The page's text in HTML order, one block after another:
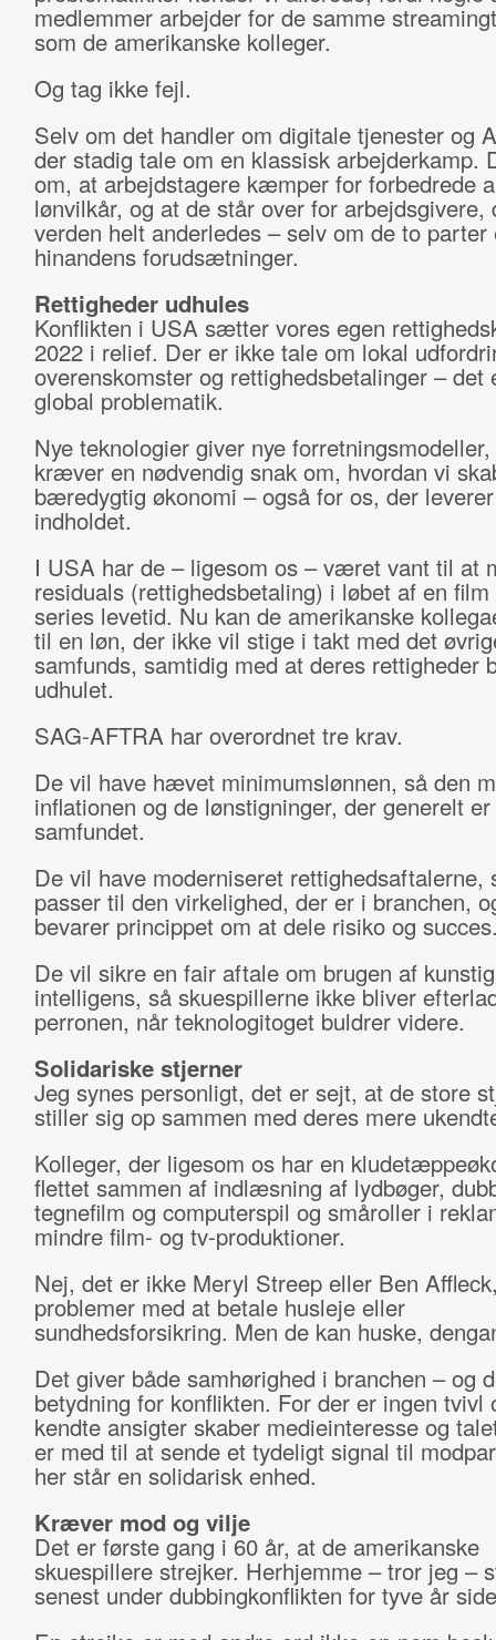
medlemmer arbejder for de samme
som de amerikanske kolleger.
Og tag ikke fejl.
Selv om det handler om digitale tjenester og
der stadig tale om en klassisk arbejderkamp.
om, at arbejdstagere kæmper for forbedrede
lønvilkår, og at de står over for arbejdsgivere,
verden helt anderledes – selv om de to parter
hinandens forudsætninger.
Rettigheder udhules
Konflikten i USA sætter vores egen
2022 i relief. Der er ikke tale om lokal
overenskomster og rettighedsbetalinger – det
global problematik.
Nye teknologier giver nye
kræver en nødvendig snak om, hvordan vi
bæredygtig økonomi – også for os, der leverer
indholdet.
I USA har de – ligesom os – været vant til at
residuals (rettighedsbetaling) i løbet af en
series levetid. Nu kan de amerikanske
til en løn, der ikke vil stige i takt med det
samfunds, samtidig med at deres rettigheder
udhulet.
SAG-AFTRA har overordnet tre krav.
De vil have hævet minimumslønnen, så den
inflationen og de lønstigninger, der generelt
samfundet.
De vil have moderniseret rettighedsaftalerne,
passer til den virkelighed, der er i branchen,
bevarer princippet om at dele risiko og
De vil sikre en fair aftale om brugen af kunstig
intelligens, så skuespillerne ikke bliver
perronen, når teknologitoget buldrer videre.
Solidariske stjerner
Jeg synes personligt, det er sejt, at de store
stiller sig op sammen med deres mere
Kolleger, der ligesom os har en
flettet sammen af indlæsning af lydbøger,
tegnefilm og computerspil og småroller i
mindre film- og tv-produktioner.
Nej, det er ikke Meryl Streep eller Ben
problemer med at betale husleje eller
sundhedsforsikring. Men de kan huske,
Det giver både samhørighed i branchen – og
betydning for konflikten. For der er ingen tvivl
kendte ansigter skaber medieinteresse og
er med til at sende et tydeligt signal til
her står en solidarisk enhed.
Kræver mod og vilje
Det er første gang i 60 år, at de amerikanske
skuespillere strejker. Herhjemme – tror jeg –
senest under dubbingkonflikten for tyve år